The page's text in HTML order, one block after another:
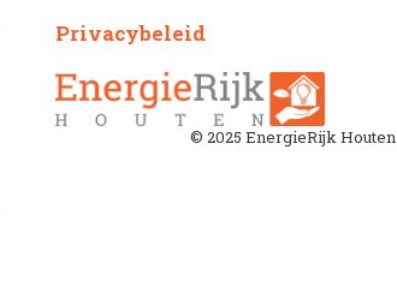
Privacybeleid
© 2025 EnergieRijk Houten